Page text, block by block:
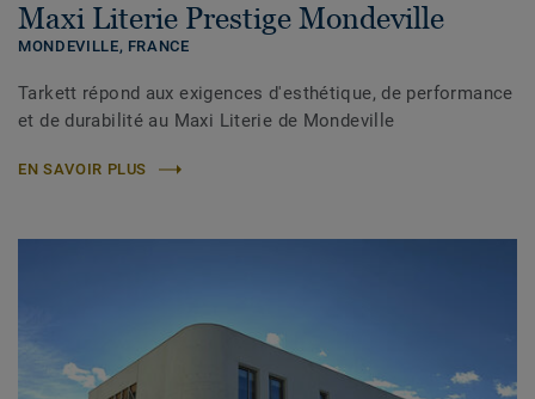
Maxi Literie Prestige Mondeville
MONDEVILLE, FRANCE
Tarkett répond aux exigences d'esthétique, de performance
et de durabilité au Maxi Literie de Mondeville
EN SAVOIR PLUS